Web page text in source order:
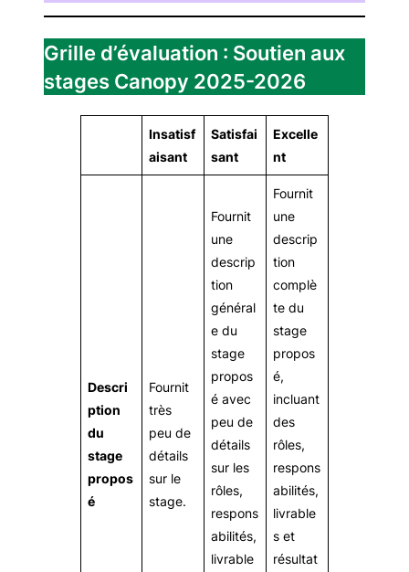
Grille d’évaluation : Soutien aux
stages Canopy 2025-2026
Insatisf
aisant
Satisfai
sant
Excelle
nt
Descri
ption
du
stage
propos
é
Fournit
très
peu de
détails
sur le
stage.
Fournit
une
descrip
tion
général
e du
stage
propos
é avec
peu de
détails
sur les
rôles,
respons
abilités,
livrable
Fournit
une
descrip
tion
complè
te du
stage
propos
é,
incluant
des
rôles,
respons
abilités,
livrable
s et
résultat